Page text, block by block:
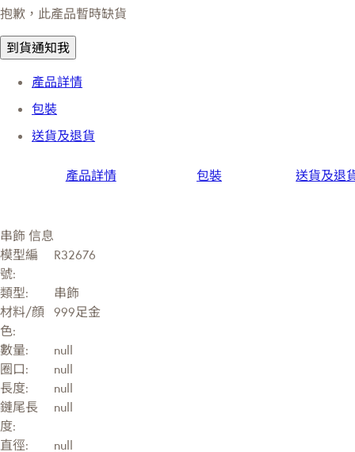
抱歉，此產品暫時缺貨
到貨通知我
產品詳情
包裝
送貨及退貨
產品詳情 包裝 送貨及退
串飾 信息
模型編
號:
R32676
類型:
串飾
材料/顔
色:
999足金
數量:
null
圈口:
null
長度:
null
鏈尾長
度:
null
直徑: null